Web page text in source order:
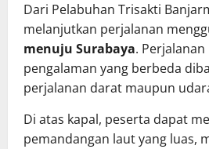
Dari Pelabuhan Trisakti
melanjutkan perjalanan
menuju Surabaya.
pengalaman yang berbeda
perjalanan darat maupun
Di atas kapal, peserta dapat
pemandangan laut yang luas,